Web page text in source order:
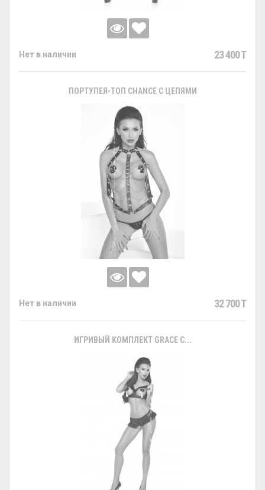
Нет в наличии 23 400 T
ПОРТУПЕЯ-ТОП CHANCE С ЦЕПЯМИ
Нет в наличии 32 700 T
ИГРИВЫЙ КОМПЛЕКТ GRACE С...